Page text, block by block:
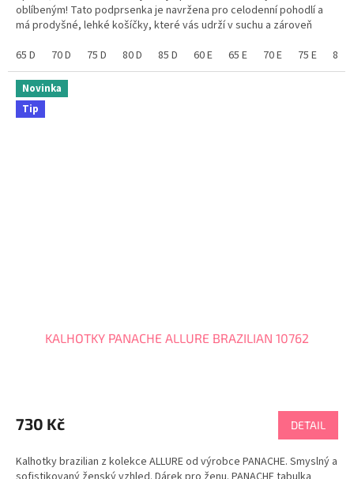
oblíbeným! Tato podprsenka je navržena pro celodenní pohodlí a
má prodyšné, lehké košíčky, které vás udrží v suchu a zároveň
65 D
70 D 75 D 80 D 85 D 60 E 65 E 70 E 75 E 80 E
Novinka
Tip
KALHOTKY PANACHE ALLURE BRAZILIAN 10762
730 Kč DETAIL
Kalhotky brazilian z kolekce ALLURE od výrobce PANACHE. Smyslný a